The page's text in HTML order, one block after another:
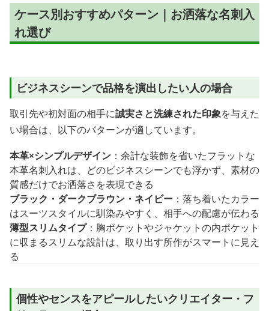
ケース別おすすめパターン｜お洒落な名刺入
れ選び
ビジネスシーンで品格を演出したい人の場合
取引先や初対面の相手に誠実さと洗練された印象を与えた
い場合は、以下のパターンが適しています。
本革×シンプルデザイン ：余計な装飾を省いたフラットな
本革名刺入れは、どのビジネスシーンでも浮かず、素材の
質感だけでお洒落さを表現できる
ブラック・ダークブラウン・ネイビー ：落ち着いたカラー
はスーツスタイルに馴染みやすく、相手への配慮が伝わる
薄型スリムタイプ：胸ポケットやジャケットの内ポケット
に収まるスリムな設計は、取り出す所作がスマートに見え
る
個性やセンスをアピールしたいクリエイター・フ